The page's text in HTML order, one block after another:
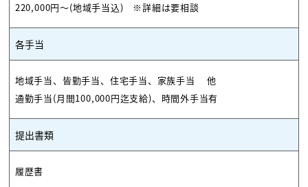
220,000円～(地域手当込) ※詳細は要相談
各手当
地域手当、皆勤手当、住宅手当、家族手当 他
通勤手当(月間100,000円迄支給)、時間外手当有
提出書類
履歴書